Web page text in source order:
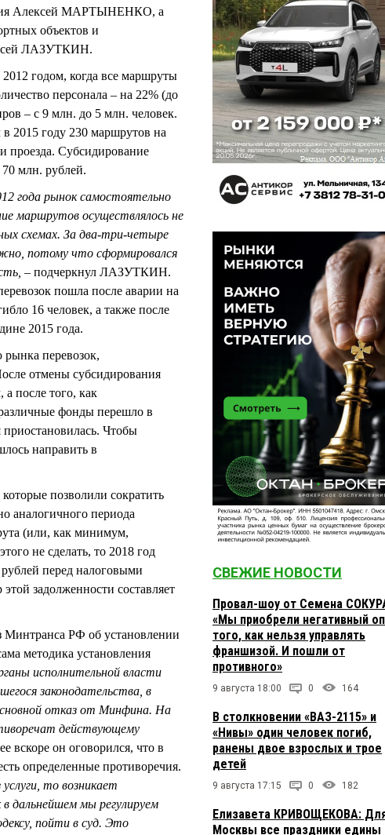
Алексей МАРТЫНЕНКО, а
объектов и
ЛАЗУТКИН.
годом, когда все маршруты
персонала – на 22% (до
– с 9 млн. до 5 млн. человек.
2015 году 230 маршрутов на
проезда. Субсидирование
млн. рублей.
года рынок самостоятельно
маршрутов осуществлялось не
схемах. За два-три-четыре
потому что сформировался
– подчеркнул ЛАЗУТКИН.
пошла после аварии на
16 человек, а также после
2015 года.
перевозок,
отмены субсидирования
после того, как
фонды перешло в
приостановилась. Чтобы
направить в
позволили сократить
аналогичного периода
(или, как минимум,
не сделать, то 2018 год
перед налоговыми
задолженности составляет
Минтранса РФ об установлении
методика установления
исполнительной власти
законодательства, в
отказ от Минфина. На
действующему
он оговорился, что в
определенные противоречия.
то возникает
дальнейшем мы регулируем
пойти в суд. Это
СВЕЖИЕ НОВОСТИ
Провал-шоу от Семена
«Мы приобрели негативный
того, как нельзя управлять
франшизой. И пошли от
противного»
9 августа 18:00 0 164
В столкновении «ВАЗ-2115» и
«Нивы» один человек погиб,
ранены двое взрослых и трое
детей
9 августа 17:15 0 182
Елизавета КРИВОЩЕКОВА:
Москвы все праздники едины